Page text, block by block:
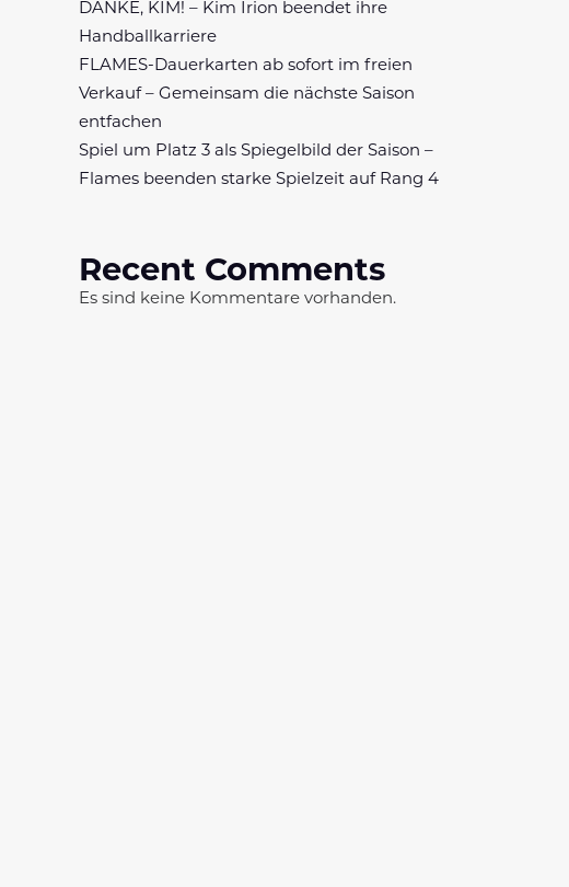
DANKE, KIM! – Kim Irion beendet ihre
Handballkarriere
FLAMES-Dauerkarten ab sofort im freien
Verkauf – Gemeinsam die nächste Saison
entfachen
Spiel um Platz 3 als Spiegelbild der Saison –
Flames beenden starke Spielzeit auf Rang 4
Recent Comments
Es sind keine Kommentare vorhanden.